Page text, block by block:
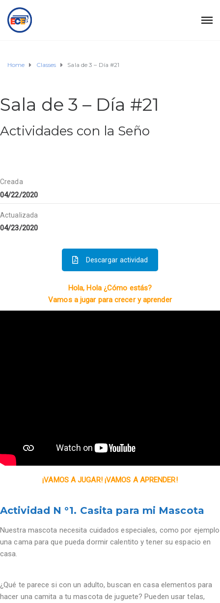
Home Classes Sala de 3 – Día #21
Sala de 3 – Día #21
Actividades con la Seño
Creada
04/22/2020
Actualizada
04/23/2020
Descargar actividad
Hola, Hola ¿Cómo estás?
Vamos a jugar para crecer y aprender
¡VAMOS A JUGAR! ¡VAMOS A APRENDER!
Actividad N °1. Casita para mi Mascota
Nuestra mascota necesita cuidados especiales, como por ejemplo
una cama para que pueda dormir calentito y tener su espacio en
casa.
¿Qué te parece si con un adulto, buscan en casa elementos para
hacer una camita a tu mascota de juguete? Pueden usar telas,